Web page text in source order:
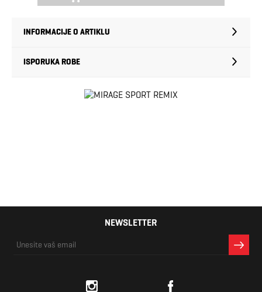
INFORMACIJE O ARTIKLU
ISPORUKA ROBE
NEWSLETTER